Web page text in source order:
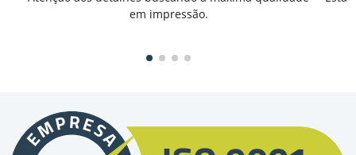
em impressão.